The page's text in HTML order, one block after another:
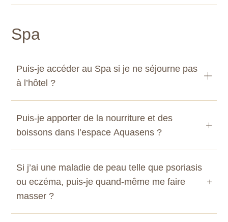
Spa
Puis-je accéder au Spa si je ne séjourne pas
à l’hôtel ?
Puis-je apporter de la nourriture et des
boissons dans l’espace Aquasens ?
Si j’ai une maladie de peau telle que psoriasis
ou eczéma, puis-je quand-même me faire
masser ?